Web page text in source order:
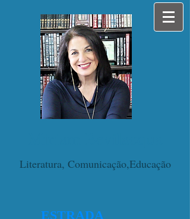
Literatura, Comunicação,Educação
ESTRADA